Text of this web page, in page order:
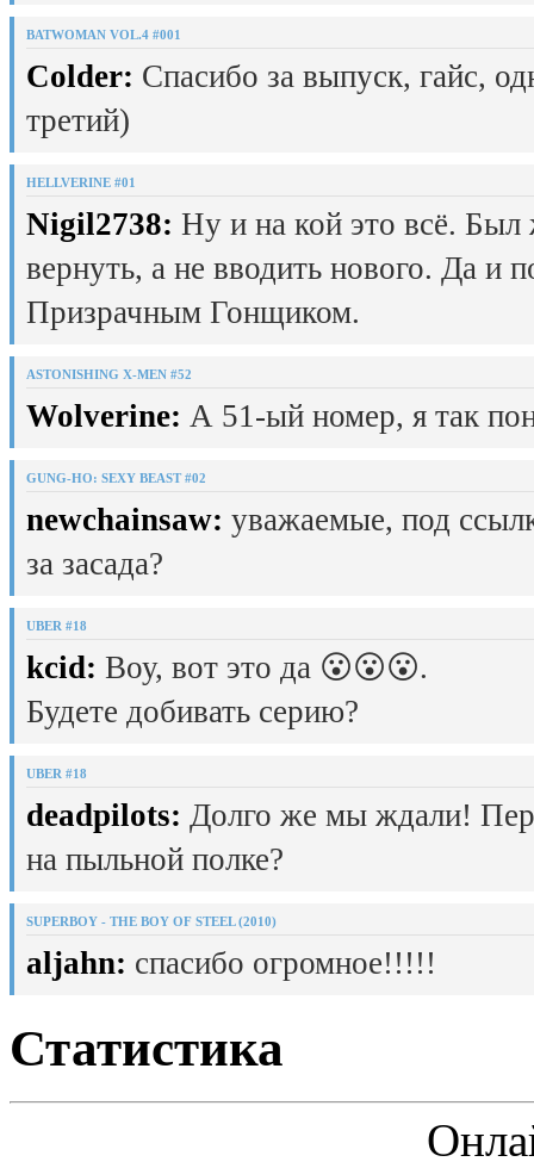
BATWOMAN VOL.4 #001
Colder: Спасибо за выпуск, гайс,
третий)
HELLVERINE #01
Nigil2738: Ну и на кой это всё.
вернуть, а не вводить нового. Да и
Призрачным Гонщиком.
ASTONISHING X-MEN #52
Wolverine: А 51-ый номер, я так
GUNG-HO: SEXY BEAST #02
newchainsaw: уважаемые, под
за засада?
UBER #18
kcid: Воу, вот это да 😮😮😮.
Будете добивать серию?
UBER #18
deadpilots: Долго же мы ждали!
на пыльной полке?
SUPERBOY - THE BOY OF STEEL (2010)
aljahn: спасибо огромное!!!!!
Статистика